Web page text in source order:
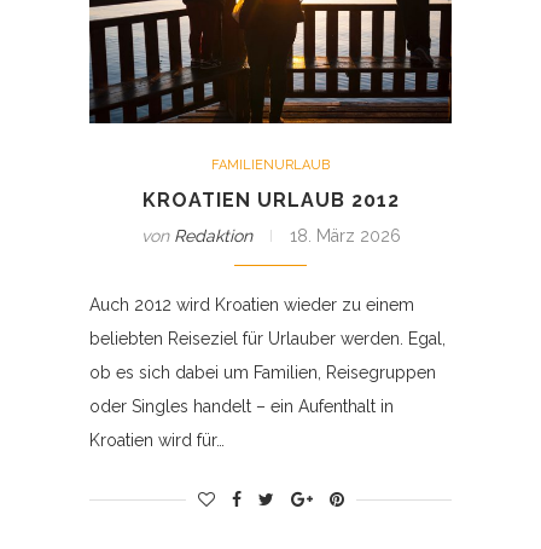
FAMILIENURLAUB
KROATIEN URLAUB 2012
von Redaktion 18. März 2026
Auch 2012 wird Kroatien wieder zu einem
beliebten Reiseziel für Urlauber werden. Egal,
ob es sich dabei um Familien, Reisegruppen
oder Singles handelt – ein Aufenthalt in
Kroatien wird für…